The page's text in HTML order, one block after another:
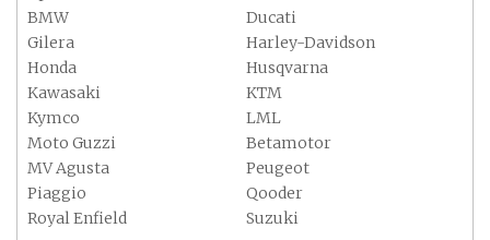
BMW
Ducati
Gilera
Harley-Davidson
Honda
Husqvarna
Kawasaki
KTM
Kymco
LML
Moto Guzzi
Betamotor
MV Agusta
Peugeot
Piaggio
Qooder
Royal Enfield
Suzuki